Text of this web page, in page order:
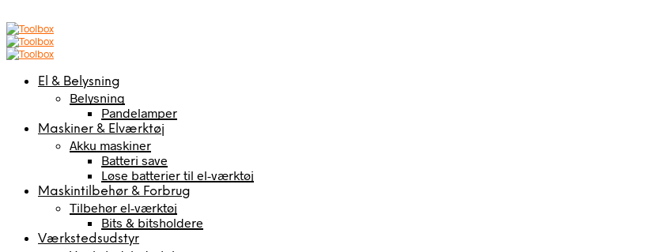
El & Belysning
Belysning
Pandelamper
Maskiner & Elværktøj
Akku maskiner
Batteri save
Løse batterier til el-værktøj
Maskintilbehør & Forbrug
Tilbehør el-værktøj
Bits & bitsholdere
Værkstedsudstyr